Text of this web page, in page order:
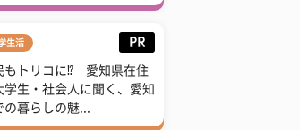
生活 PR
もトリコに⁉ 愛知県在住
学生・社会人に聞く、愛知
の暮らしの魅...